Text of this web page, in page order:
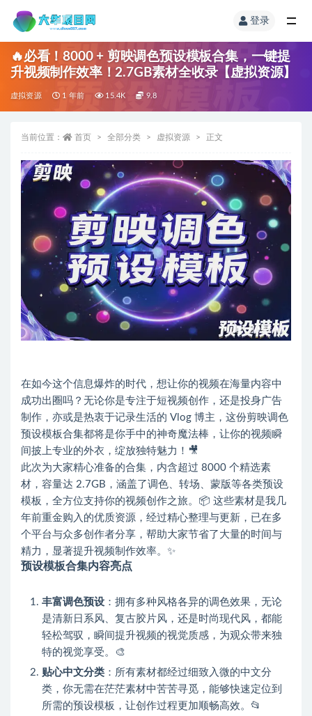
登录
🔥必看！8000 + 剪映调色预设模板合集，一键提
升视频制作效率！2.7GB素材全收录【虚拟资源】
虚拟资源 1 年前 15.4K 9.8
当前位置： 首页 全部分类 虚拟资源 正文
在如今这个信息爆炸的时代，想让你的视频在海量内容中
成功出圈吗？无论你是专注于短视频创作，还是投身广告
制作，亦或是热衷于记录生活的 Vlog 博主，这份剪映调色
预设模板合集都将是你手中的神奇魔法棒，让你的视频瞬
间披上专业的外衣，绽放独特魅力！🎥
此次为大家精心准备的合集，内含超过 8000 个精选素
材，容量达 2.7GB，涵盖了调色、转场、蒙版等各类预设
模板，全方位支持你的视频创作之旅。📦 这些素材是我几
年前重金购入的优质资源，经过精心整理与更新，已在多
个平台与众多创作者分享，帮助大家节省了大量的时间与
精力，显著提升视频制作效率。✨
预设模板合集内容亮点
丰富调色预设 ：拥有多种风格各异的调色效果，无论
是清新日系风、复古胶片风，还是时尚现代风，都能
轻松驾驭，瞬间提升视频的视觉质感，为观众带来独
特的视觉享受。🎨
贴心中文分类 ：所有素材都经过细致入微的中文分
类，你无需在茫茫素材中苦苦寻觅，能够快速定位到
所需的预设模板，让创作过程更加顺畅高效。📂